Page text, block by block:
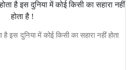
है इस दुनिया में कोई किसी का सहारा नहीं होता